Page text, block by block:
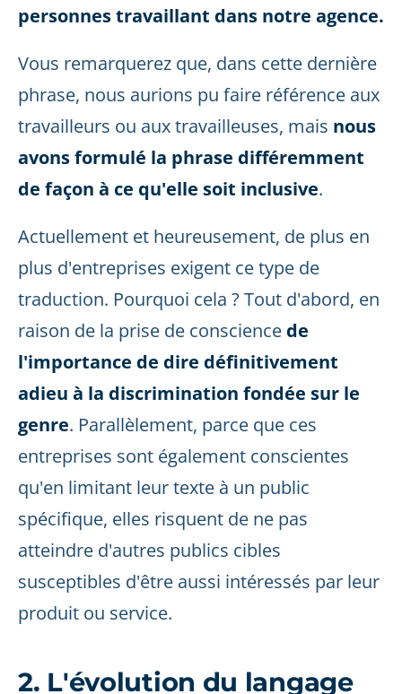
personnes travaillant dans notre agence.
Vous remarquerez que, dans cette dernière
phrase, nous aurions pu faire référence aux
travailleurs ou aux travailleuses, mais nous
avons formulé la phrase différemment
de façon à ce qu'elle soit inclusive.
Actuellement et heureusement, de plus en
plus d'entreprises exigent ce type de
traduction. Pourquoi cela ? Tout d'abord, en
raison de la prise de conscience de
l'importance de dire définitivement
adieu à la discrimination fondée sur le
genre. Parallèlement, parce que ces
entreprises sont également conscientes
qu'en limitant leur texte à un public
spécifique, elles risquent de ne pas
atteindre d'autres publics cibles
susceptibles d'être aussi intéressés par leur
produit ou service.
2. L'évolution du langage